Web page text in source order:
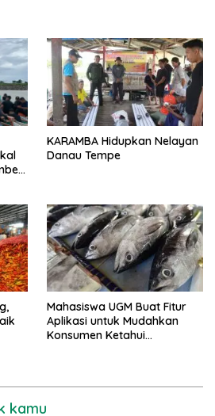
KARAMBA Hidupkan Nelayan
Danau Tempe
Mahasiswa UGM Buat Fitur
Aplikasi untuk Mudahkan
Konsumen Ketahui
kamu